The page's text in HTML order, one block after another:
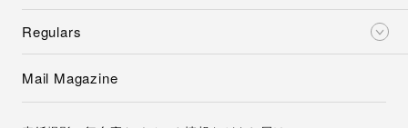
Regulars
Mail Magazine